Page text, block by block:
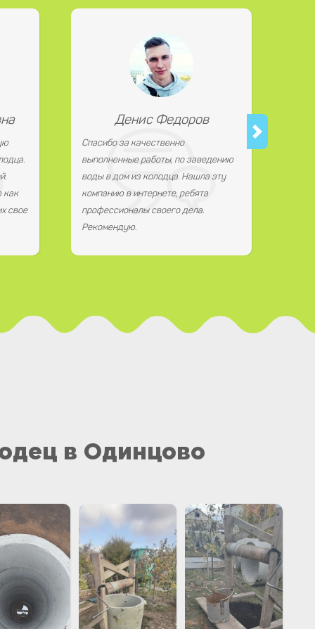
как
свое
Денис Федоров
Спасибо за качественно
выполненные работы, по заведению
воды в дом из колодца. Нашла эту
компанию в интернете, ребята
профессионалы своего дела.
Рекомендую.
в Одинцово